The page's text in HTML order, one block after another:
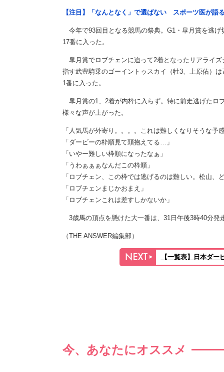
【注目】「なんとなく」で選ばない スポーツ医が語
今年で93回目となる競馬の祭典。G1・皐月賞を逃
17番に入った。
皐月賞でロブチェンに迫って2着となったリアライ
指す武豊騎乗のゴーイントゥスカイ（牡3、上原佑）
1番に入った。
皐月賞の1、2着が内枠に入らず。特に前走逃げたロ
様々な声が上がった。
「人気馬が外寄り。。。。これは難しくなりそうな予
「ダービーの枠順見て頭抱えてる…」
「いやー難しい枠順になったなぁ」
「うわぁぁぁなんだこの枠順」
「ロブチェン、この枠では逃げるのは難しい。松山
「ロブチェンまじかおまえ」
「ロブチェンこれは差すしかないか」
3歳馬の頂点を懸けた大一番は、31日午後3時40分発
（THE ANSWER編集部）
【一覧表】日本ダー
今、あなたにオススメ